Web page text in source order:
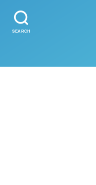
SEARCH